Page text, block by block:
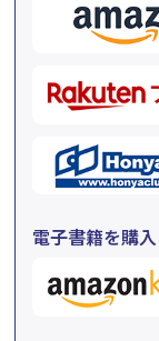
電子書籍を購入